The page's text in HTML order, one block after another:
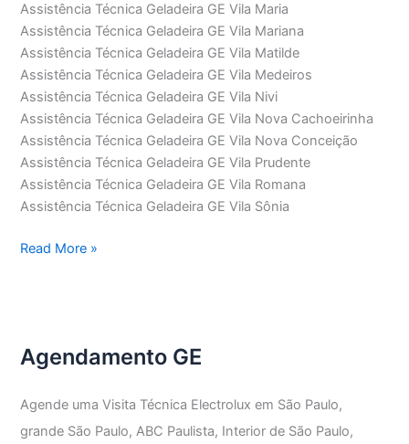
Assistência Técnica Geladeira GE Vila Maria
Assistência Técnica Geladeira GE Vila Mariana
Assistência Técnica Geladeira GE Vila Matilde
Assistência Técnica Geladeira GE Vila Medeiros
Assistência Técnica Geladeira GE Vila Nivi
Assistência Técnica Geladeira GE Vila Nova Cachoeirinha
Assistência Técnica Geladeira GE Vila Nova Conceição
Assistência Técnica Geladeira GE Vila Prudente
Assistência Técnica Geladeira GE Vila Romana
Assistência Técnica Geladeira GE Vila Sônia
Assistência
Read More »
Agendamento GE
Agende uma Visita Técnica Electrolux em São Paulo,
grande São Paulo, ABC Paulista, Interior de São Paulo,